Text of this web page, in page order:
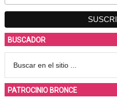
BUSCADOR
PATROCINIO BRONCE